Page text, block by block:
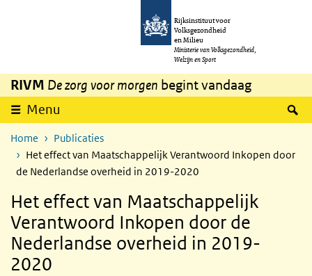
Overslaan en naar de inhoud gaan
Rijksinstituut voor
Volksgezondheid
en Milieu
Ministerie van Volksgezondheid,
Welzijn en Sport
RIVM De zorg voor morgen begint vandaag
Menu
Home
Publicaties
Het effect van Maatschappelijk Verantwoord Inkopen door
de Nederlandse overheid in 2019-2020
Het effect van Maatschappelijk
Verantwoord Inkopen door de
Nederlandse overheid in 2019-
2020